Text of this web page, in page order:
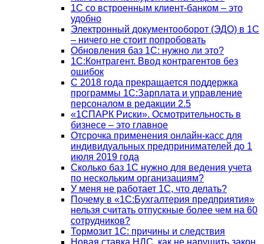
1C со встроенным клиент-банком – это
удобно
Электронный документооборот (ЭДО) в 1С
– ничего не стоит попробовать
Обновления баз 1С: нужно ли это?
1С:Контрагент. Ввод контрагентов без
ошибок
С 2018 года прекращается поддержка
программы 1С:Зарплата и управление
персоналом в редакции 2.5
«1СПАРК Риски». Осмотрительность в
бизнесе – это главное
Отсрочка применения онлайн-касс для
индивидуальных предпринимателей до 1
июля 2019 года
Сколько баз 1C нужно для ведения учета
по нескольким организациям?
У меня не работает 1С, что делать?
Почему в «1С:Бухгалтерия предприятия»
нельзя считать отпускные более чем на 60
сотрудников?
Тормозит 1C: причины и следствия